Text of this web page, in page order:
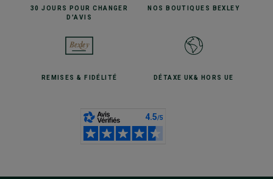
30 JOURS POURCHANGER
D'AVIS
NOS BOUTIQUES BEXLEY
REMISES& FIDÉLITÉ DÉTAXE UK& HORS UE